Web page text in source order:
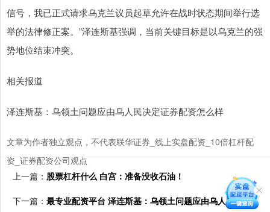
信号，我已正式请求乌克兰议员起草允许在战时状态期间举行选
举的法律修正案。”泽连斯基强调，当前关键目标是以乌克兰的强
势地位结束冲突。
相关报道
泽连斯基：乌领土问题应由乌人民决定证券配资怎么样
文章为作者独立观点，不代表联华证券_线上实盘配资_10倍杠杆配
资_证券配资公司观点
上一篇： 股票杠杆什么 白宫：准备没收石油！
下一篇： 最专业配资平台 泽连斯基：乌领土问题应由乌人民决定